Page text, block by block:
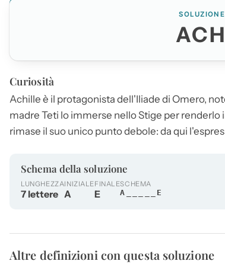
Curiosità
Achille è il protagonista dell'Iliade di Omero,
madre Teti lo immerse nello Stige per
rimase il suo unico punto debole: da qui
Schema della soluzione
LUNGHEZZA
7 lettere
INIZIALE
A
FINALE
E
SCHEMA
A_____E
Altre definizioni con questa soluzione